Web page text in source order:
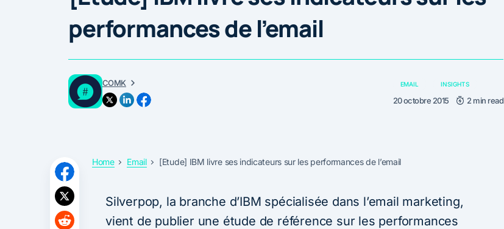
performances de l’email
COMK EMAIL INSIGHTS
20 octobre 2015 2 min read
Home Email [Etude] IBM livre ses indicateurs sur les performances de l’email
Silverpop, la branche d’IBM spécialisée dans l’email marketing,
vient de publier une étude de référence sur les performances